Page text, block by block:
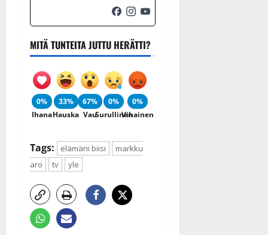
MITÄ TUNTEITA JUTTU HERÄTTI?
0%
Ihana
33%
Hauska
67%
Vau
0%
Surullinen
0%
Vihainen
Tags: elämäni biisi
markku
aro
tv yle